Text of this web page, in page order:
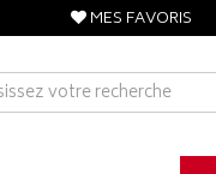
MES FAVORIS